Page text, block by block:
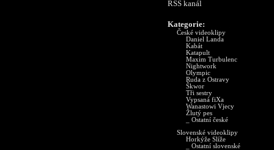
RSS kanál
Kategorie:
České videoklipy
Daniel Landa
Kabát
Katapult
Maxim Turbulenc
Nightwork
Olympic
Ruda z Ostravy
Škwor
Tři sestry
Vypsaná fiXa
Wanastowi Vjecy
Žlutý pes
_ Ostatní české
Slovenské videoklipy
Horkýže Slíže
_ Ostatní slovenské